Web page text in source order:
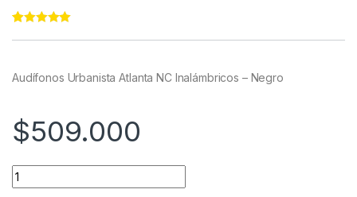
ratings
Audífonos Urbanista Atlanta NC Inalámbricos – Negro
$509.000